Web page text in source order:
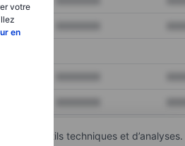
votre
en
outils techniques et d’analyses.